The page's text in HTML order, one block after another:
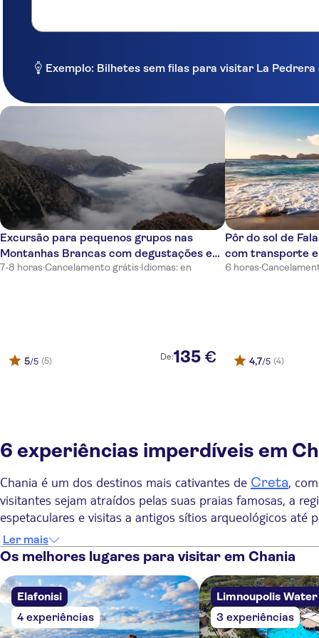
Porto Chania
Lambrinos Suites
Nikos Apartments
Hotel Lissos
Blue Dome Hotel
Alfa Apartments
Mrs Chryssana Beach Hotel
Giannoulis - Santa Marina Plaza (Adults Only)
Bozzali
Chania city
Mythos Apartments
Sunrise Village Hotel
Hotel Erato
Exemplo: Bilhetes sem filas para visitar La
Excursão para pequenos grupos nas
Montanhas Brancas com degustações e
almoço
7-8 horas·Cancelamento grátis·Idiomas: en
5/5 (5) De:135 €
Pôr do sol de
com transporte
6 horas·
4,7/5 (4)
6 experiências imperdíveis em
Chania é um dos destinos mais cativantes de Creta,
visitantes sejam atraídos pelas suas praias famosas, a
espetaculares e visitas a antigos sítios arqueológicos
base ideal para excursões inesquecíveis, viagens de um
As 6 melhores coisas para fazer em Chania
1. Fazer uma caminhada peloDesfiladeiro de
Viva uma das excursões mais famosas a partir de
Ler mais
Os melhores lugares para visitar em Chania
Elafonisi
4 experiências
Limnoupolis
3 experiências